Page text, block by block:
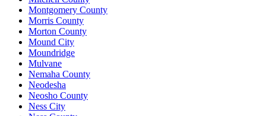
Montgomery County
Morris County
Morton County
Mound City
Moundridge
Mulvane
Nemaha County
Neodesha
Neosho County
Ness City